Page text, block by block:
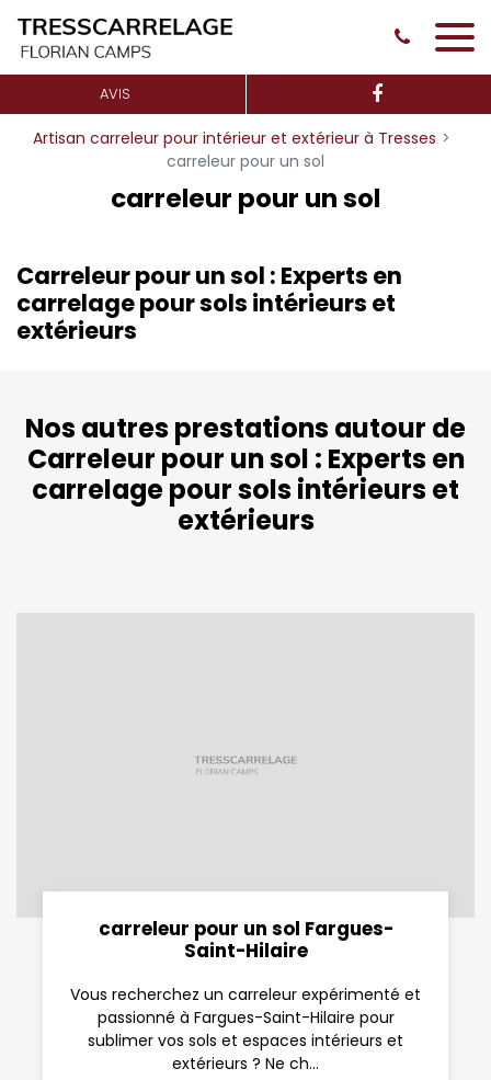
AVIS
Artisan carreleur pour intérieur et extérieur à Tresses
carreleur pour un sol
carreleur pour un sol
Carreleur pour un sol : Experts en
carrelage pour sols intérieurs et
extérieurs
Nos autres prestations autour de
Carreleur pour un sol : Experts en
carrelage pour sols intérieurs et
extérieurs
carreleur pour un sol Fargues-
Saint-Hilaire
Vous recherchez un carreleur expérimenté et
passionné à Fargues-Saint-Hilaire pour
sublimer vos sols et espaces intérieurs et
extérieurs ? Ne ch...